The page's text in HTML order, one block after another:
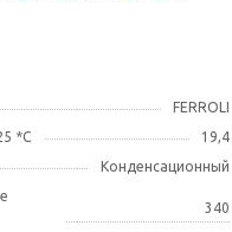
FERROLI
*С
19,4
Конденсационный
340